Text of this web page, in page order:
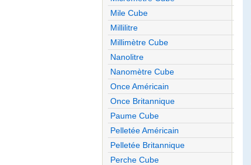
Mile Cube
Millilitre
Millimètre Cube
Nanolitre
Nanomètre Cube
Once Américain
Once Britannique
Paume Cube
Pelletée Américain
Pelletée Britannique
Perche Cube